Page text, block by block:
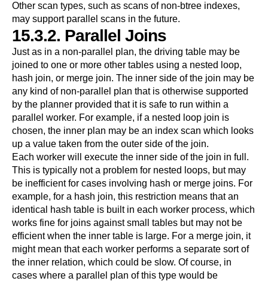
Other scan types, such as scans of non-btree indexes,
may support parallel scans in the future.
15.3.2. Parallel Joins
Just as in a non-parallel plan, the driving table may be
joined to one or more other tables using a nested loop,
hash join, or merge join. The inner side of the join may be
any kind of non-parallel plan that is otherwise supported
by the planner provided that it is safe to run within a
parallel worker. For example, if a nested loop join is
chosen, the inner plan may be an index scan which looks
up a value taken from the outer side of the join.
Each worker will execute the inner side of the join in full.
This is typically not a problem for nested loops, but may
be inefficient for cases involving hash or merge joins. For
example, for a hash join, this restriction means that an
identical hash table is built in each worker process, which
works fine for joins against small tables but may not be
efficient when the inner table is large. For a merge join, it
might mean that each worker performs a separate sort of
the inner relation, which could be slow. Of course, in
cases where a parallel plan of this type would be